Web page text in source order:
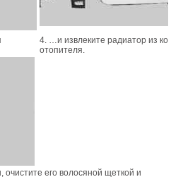
4. …и извлеките радиатор из
отопителя.
очистите его волосяной щеткой и